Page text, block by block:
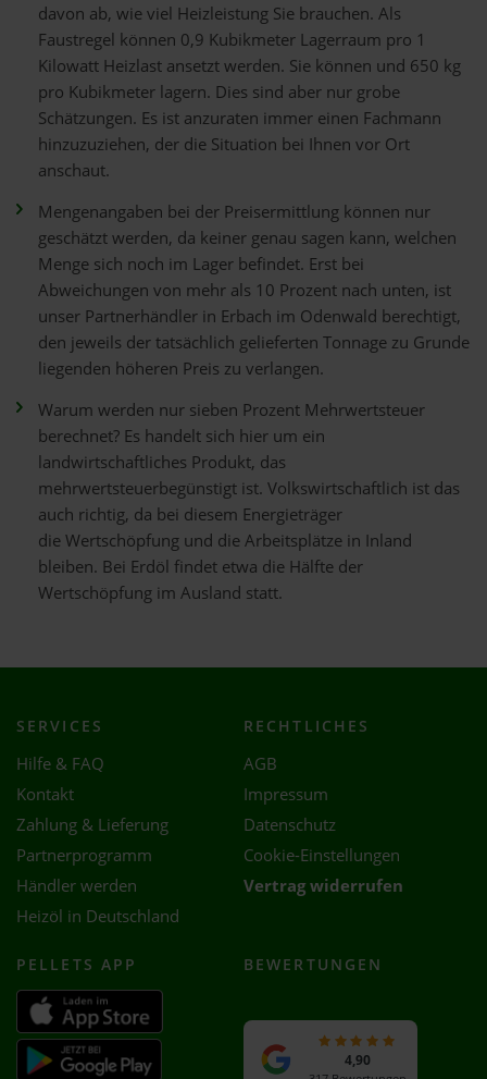
davon ab, wie viel Heizleistung Sie brauchen. Als
Faustregel können 0,9 Kubikmeter Lagerraum pro 1
Kilowatt Heizlast ansetzt werden. Sie können und 650 kg
pro Kubikmeter lagern. Dies sind aber nur grobe
Schätzungen. Es ist anzuraten immer einen Fachmann
hinzuzuziehen, der die Situation bei Ihnen vor Ort
anschaut.
Mengenangaben bei der Preisermittlung können nur
geschätzt werden, da keiner genau sagen kann, welchen
Menge sich noch im Lager befindet. Erst bei
Abweichungen von mehr als 10 Prozent nach unten, ist
unser Partnerhändler in Erbach im Odenwald berechtigt,
den jeweils der tatsächlich gelieferten Tonnage zu Grunde
liegenden höheren Preis zu verlangen.
Warum werden nur sieben Prozent Mehrwertsteuer
berechnet? Es handelt sich hier um ein
landwirtschaftliches Produkt, das
mehrwertsteuerbegünstigt ist. Volkswirtschaftlich ist das
auch richtig, da bei diesem Energieträger
die Wertschöpfung und die Arbeitsplätze in Inland
bleiben. Bei Erdöl findet etwa die Hälfte der
Wertschöpfung im Ausland statt.
SERVICES
Hilfe & FAQ
Kontakt
Zahlung & Lieferung
Partnerprogramm
Händler werden
Heizöl in Deutschland
RECHTLICHES
AGB
Impressum
Datenschutz
Cookie-Einstellungen
Vertrag widerrufen
PELLETS APP BEWERTUNGEN
4,90